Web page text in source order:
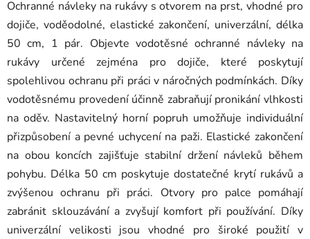
Ochranné návleky na rukávy s otvorem na prst, vhodné pro
dojiče, voděodolné, elastické zakončení, univerzální, délka
50 cm, 1 pár. Objevte vodotěsné ochranné návleky na
rukávy určené zejména pro dojiče, které poskytují
spolehlivou ochranu při práci v náročných podmínkách. Díky
vodotěsnému provedení účinně zabraňují pronikání vlhkosti
na oděv. Nastavitelný horní popruh umožňuje individuální
přizpůsobení a pevné uchycení na paži. Elastické zakončení
na obou koncích zajišťuje stabilní držení návleků během
pohybu. Délka 50 cm poskytuje dostatečné krytí rukávů a
zvýšenou ochranu při práci. Otvory pro palce pomáhají
zabránit sklouzávání a zvyšují komfort při používání. Díky
univerzální velikosti jsou vhodné pro široké použití v